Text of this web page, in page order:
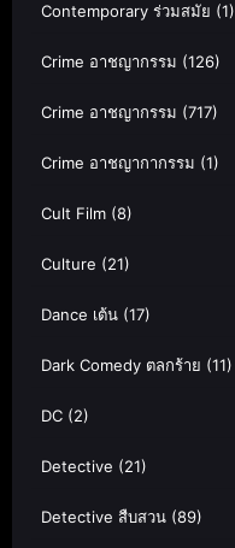
Contemporary ร่วมสมัย (1)
Crime อาชญากรรม (126)
Crime อาชญากรรม (717)
Crime อาชญากากรรม (1)
Cult Film (8)
Culture (21)
Dance เต้น (17)
Dark Comedy ตลกร้าย (11)
DC (2)
Detective (21)
Detective สืบสวน (89)